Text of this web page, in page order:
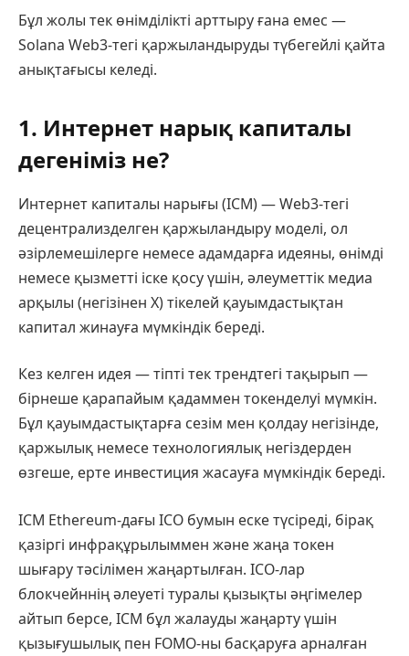
Бұл жолы тек өнімділікті арттыру ғана емес —
Solana Web3-тегі қаржыландыруды түбегейлі қайта
анықтағысы келеді.
1. Интернет нарық капиталы
дегеніміз не?
Интернет капиталы нарығы (ICM) — Web3-тегі
децентрализделген қаржыландыру моделі, ол
әзірлемешілерге немесе адамдарға идеяны, өнімді
немесе қызметті іске қосу үшін, әлеуметтік медиа
арқылы (негізінен X) тікелей қауымдастықтан
капитал жинауға мүмкіндік береді.
Кез келген идея — тіпті тек трендтегі тақырып —
бірнеше қарапайым қадаммен токенделуі мүмкін.
Бұл қауымдастықтарға сезім мен қолдау негізінде,
қаржылық немесе технологиялық негіздерден
өзгеше, ерте инвестиция жасауға мүмкіндік береді.
ICM Ethereum-дағы ICO бумын еске түсіреді, бірақ
қазіргі инфрақұрылыммен және жаңа токен
шығару тәсілімен жаңартылған. ICO-лар
блокчейннің әлеуеті туралы қызықты әңгімелер
айтып берсе, ICM бұл жалауды жаңарту үшін
қызығушылық пен FOMO-ны басқаруға арналған